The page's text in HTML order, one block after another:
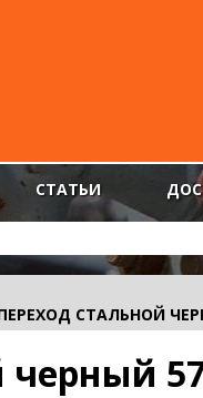
СТАТЬИ
СТАЛЬНОЙ
черный